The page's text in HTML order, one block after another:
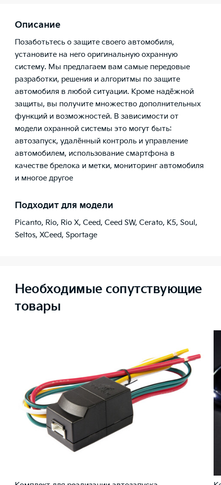
Описание
Позаботьтесь о защите своего автомобиля,
установите на него оригинальную охранную
систему. Мы предлагаем вам самые передовые
разработки, решения и алгоритмы по защите
автомобиля в любой ситуации. Кроме надёжной
защиты, вы получите множество дополнительных
функций и возможностей. В зависимости от
модели охранной системы это могут быть:
автозапуск, удалённый контроль и управление
автомобилем, использование смартфона в
качестве брелока и метки, мониторинг автомобиля
и многое другое
Подходит для модели
Picanto, Rio, Rio X, Ceed, Ceed SW, Cerato, K5, Soul,
Seltos, XCeed, Sportage
Необходимые сопутствующие
товары